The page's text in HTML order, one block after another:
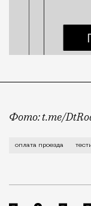
Фото: t.me/
Цифровой
оплата проезда